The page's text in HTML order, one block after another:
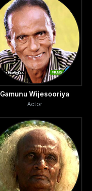
Gamunu Wijesooriya
Actor